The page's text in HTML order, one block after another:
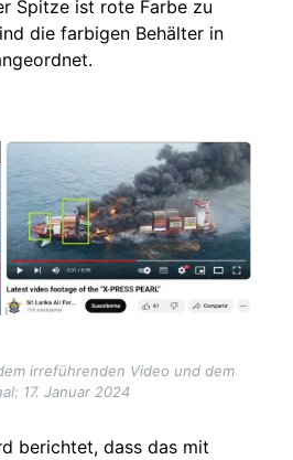
Spitze ist rote Farbe zu
die farbigen Behälter in
irreführenden Video und dem
17. Januar 2024
berichtet, dass das mit